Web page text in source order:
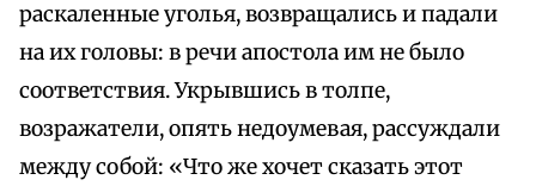
раскаленные уголья, возвращались и падали
на их головы: в речи апостола им не было
соответствия. Укрывшись в толпе,
возражатели, опять недоумевая, рассуждали
между собой: «Что же хочет сказать этот